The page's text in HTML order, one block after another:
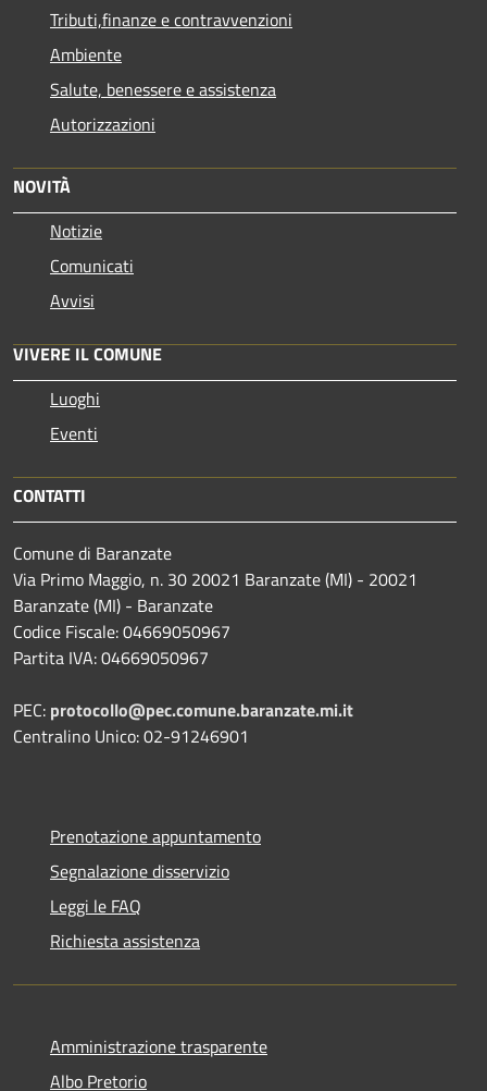
Tributi,finanze e contravvenzioni
Ambiente
Salute, benessere e assistenza
Autorizzazioni
NOVITÀ
Notizie
Comunicati
Avvisi
VIVERE IL COMUNE
Luoghi
Eventi
CONTATTI
Comune di Baranzate
Via Primo Maggio, n. 30 20021 Baranzate (MI) - 20021
Baranzate (MI) - Baranzate
Codice Fiscale: 04669050967
Partita IVA: 04669050967
PEC: protocollo@pec.comune.baranzate.mi.it
Centralino Unico: 02-91246901
Prenotazione appuntamento
Segnalazione disservizio
Leggi le FAQ
Richiesta assistenza
Amministrazione trasparente
Albo Pretorio